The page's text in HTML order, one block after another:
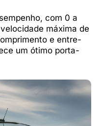
com 0 a
máxima de
e entre-
um ótimo porta-